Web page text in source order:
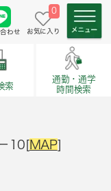
わせ
0
お気に入り
索
通勤・通学
時間検索
10[MAP]